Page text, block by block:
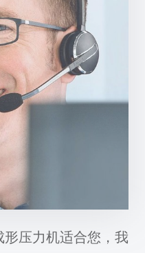
压力机适合您，我